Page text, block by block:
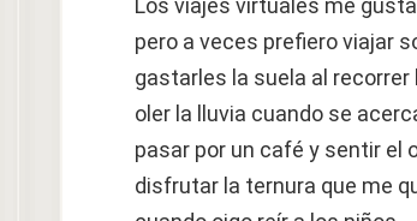
Los viajes virtuales me
pero a veces prefiero viajar
gastarles la suela al recorrer
oler la lluvia cuando se
pasar por un café y sentir el
disfrutar la ternura que me